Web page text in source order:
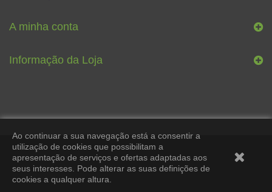
A minha conta
Informação da Loja
Ao continuar a sua navegação está a consentir a
utilização de cookies que possibilitam a
apresentação de serviços e ofertas adaptadas aos
seus interesses. Pode alterar as suas definições de
cookies a qualquer altura.